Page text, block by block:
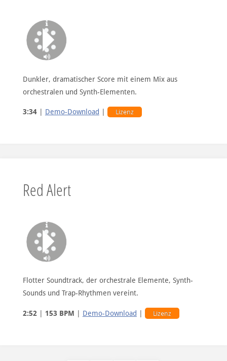
Dunkler, dramatischer Score mit einem Mix aus
orchestralen und Synth-Elementen.
3:34| Demo-Download Lizenz
Red Alert
Flotter Soundtrack, der orchestrale Elemente, Synth-
Sounds und Trap-Rhythmen vereint.
2:52| 153 BPM | Demo-Download | Lizenz